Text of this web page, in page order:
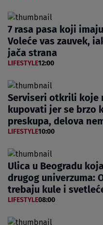
7 rasa pasa koji
Voleće vas zauvek,
jača strana
LIFESTYLE12:00
Serviseri otkrili koje
kupovati jer se brzo
preskupa, delova
LIFESTYLE10:00
Ulica u Beogradu
drugog univerzuma:
trebaju kule i
LIFESTYLE08:00